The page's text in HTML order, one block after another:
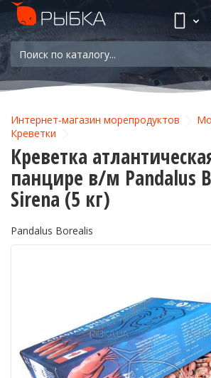
Интернет-магазин морепродуктов
Креветки
Креветка
панцире в/м Pandalus
Sirena (5 кг)
Pandalus Borealis